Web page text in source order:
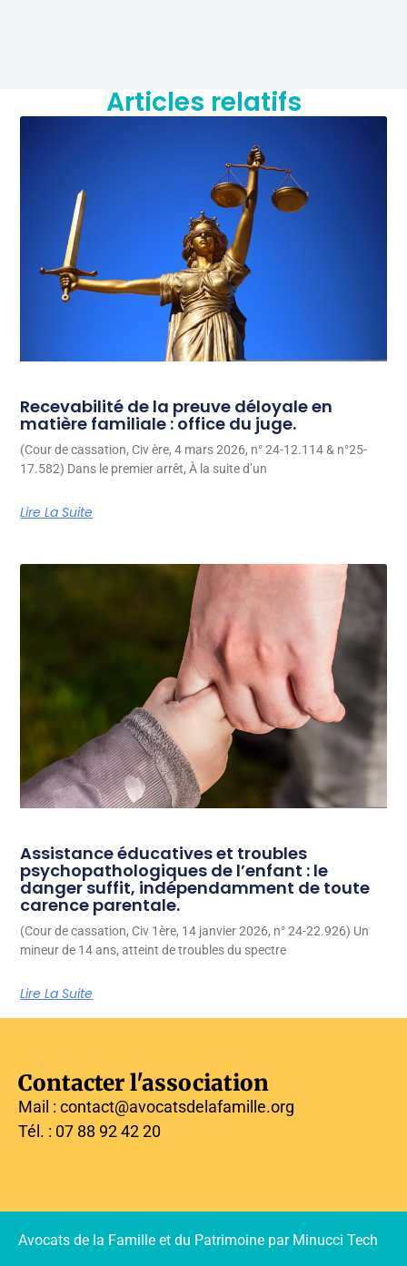
Articles relatifs
Recevabilité de la preuve déloyale en
matière familiale : office du juge.
(Cour de cassation, Civ ère, 4 mars 2026, n° 24-12.114 & n°25-
17.582) Dans le premier arrêt, À la suite d’un
Lire La Suite
Assistance éducatives et troubles
psychopathologiques de l’enfant : le
danger suffit, indépendamment de toute
carence parentale.
(Cour de cassation, Civ 1ère, 14 janvier 2026, n° 24-22.926) Un
mineur de 14 ans, atteint de troubles du spectre
Lire La Suite
Contacter l'association
Mail : contact@avocatsdelafamille.org
Tél. : 07 88 92 42 20
Avocats de la Famille et du Patrimoine par Minucci Tech